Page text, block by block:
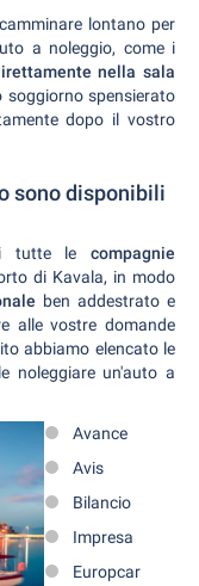
lontano per
a noleggio, come i
nella sala
soggiorno spensierato
dopo il vostro
sono disponibili
tutte le compagnie
di Kavala, in modo
ben addestrato e
alle vostre domande
abbiamo elencato le
noleggiare un'auto a
Avance
Avis
Bilancio
Impresa
Europcar